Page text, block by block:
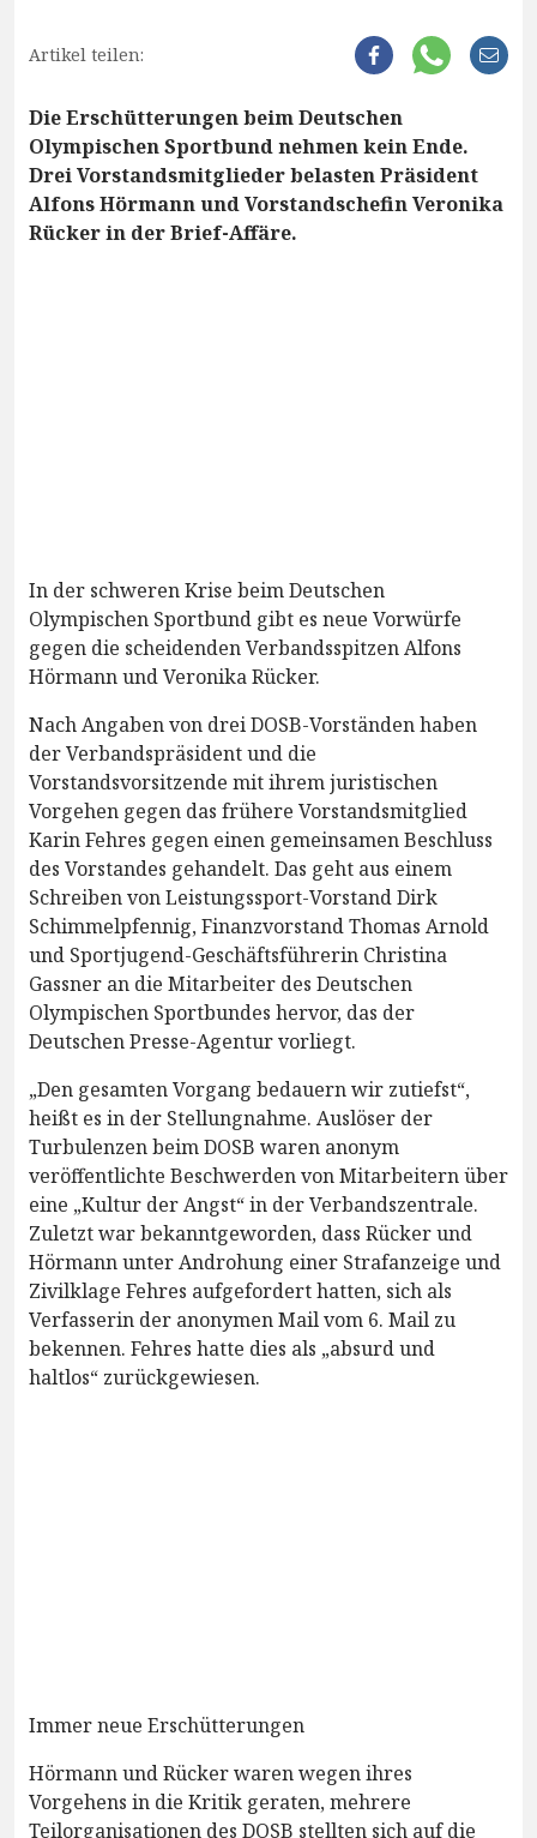
Artikel teilen:
Die Erschütterungen beim Deutschen
Olympischen Sportbund nehmen kein Ende.
Drei Vorstandsmitglieder belasten Präsident
Alfons Hörmann und Vorstandschefin Veronika
Rücker in der Brief-Affäre.
In der schweren Krise beim Deutschen
Olympischen Sportbund gibt es neue Vorwürfe
gegen die scheidenden Verbandsspitzen Alfons
Hörmann und Veronika Rücker.
Nach Angaben von drei DOSB-Vorständen haben
der Verbandspräsident und die
Vorstandsvorsitzende mit ihrem juristischen
Vorgehen gegen das frühere Vorstandsmitglied
Karin Fehres gegen einen gemeinsamen Beschluss
des Vorstandes gehandelt. Das geht aus einem
Schreiben von Leistungssport-Vorstand Dirk
Schimmelpfennig, Finanzvorstand Thomas Arnold
und Sportjugend-Geschäftsführerin Christina
Gassner an die Mitarbeiter des Deutschen
Olympischen Sportbundes hervor, das der
Deutschen Presse-Agentur vorliegt.
„Den gesamten Vorgang bedauern wir zutiefst“,
heißt es in der Stellungnahme. Auslöser der
Turbulenzen beim DOSB waren anonym
veröffentlichte Beschwerden von Mitarbeitern über
eine „Kultur der Angst“ in der Verbandszentrale.
Zuletzt war bekanntgeworden, dass Rücker und
Hörmann unter Androhung einer Strafanzeige und
Zivilklage Fehres aufgefordert hatten, sich als
Verfasserin der anonymen Mail vom 6. Mail zu
bekennen. Fehres hatte dies als „absurd und
haltlos“ zurückgewiesen.
Immer neue Erschütterungen
Hörmann und Rücker waren wegen ihres
Vorgehens in die Kritik geraten, mehrere
Teilorganisationen des DOSB stellten sich auf die